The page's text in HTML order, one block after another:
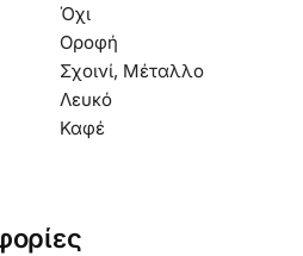
Όχι
Οροφή
Σχοινί, Μέταλλο
Λευκό
Καφέ